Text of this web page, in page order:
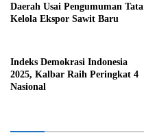
Daerah Usai Pengumuman Tata
Kelola Ekspor Sawit Baru
Indeks Demokrasi Indonesia
2025, Kalbar Raih Peringkat 4
Nasional